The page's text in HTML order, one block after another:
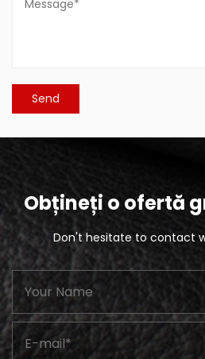
Obțineți o ofertă
Don't hesitate to contact